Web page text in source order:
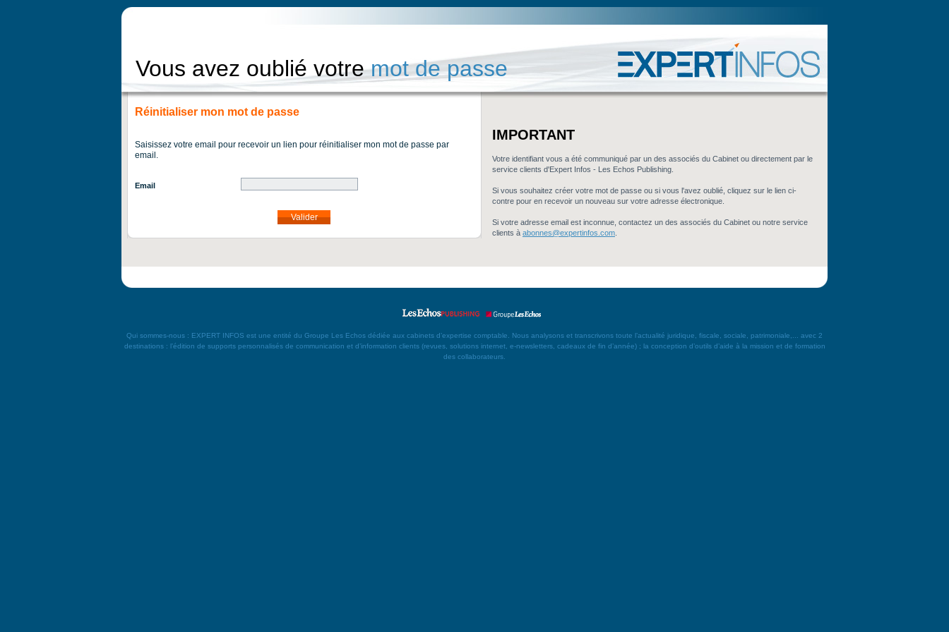
Vous avez oublié votremot de passe
Réinitialiser mon mot de passe
Saisissez votre email pour recevoir un lien pour réinitialiser mon mot de passe par
email.
Email
Valider
IMPORTANT
Votre identifiant vous a été communiqué par un des associés du Cabinet ou directement par le
service clients d'Expert Infos - Les Echos Publishing.
Si vous souhaitez créer votre mot de passe ou si vous l'avez oublié, cliquez sur le lien ci-
contre pour en recevoir un nouveau sur votre adresse électronique.
Si votre adresse email est inconnue, contactez un des associés du Cabinet ou notre service
clients à abonnes@expertinfos.com
Qui sommes-nous : EXPERT INFOS est une entité du Groupe Les Echos dédiée aux cabinets d’expertise comptable. Nous analysons et transcrivons toute l’actualité juridique, fiscale, sociale, patrimoniale,... avec 2
destinations : l’édition de supports personnalisés de communication et d’information clients (revues, solutions internet, e-newsletters, cadeaux de fin d’année) ; la conception d’outils d’aide à la mission et de formation
des collaborateurs.